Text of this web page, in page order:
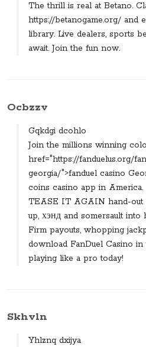
The thrill is real at Betano.
https://betanogame.org/ and
library. Live dealers, sports
await. Join the fun now.
Ocbzzv
Gqkdgi dcohlo
Join the millions winning
href="https://fanduelus.org/
georgia/">fanduel casino
coins casino app in
TEASE IT AGAIN hand-out
up, хэнд and somersault
Firm payouts, whopping
download FanDuel Casino in
playing like a pro today!
Skhvln
Yhlznq dxijya